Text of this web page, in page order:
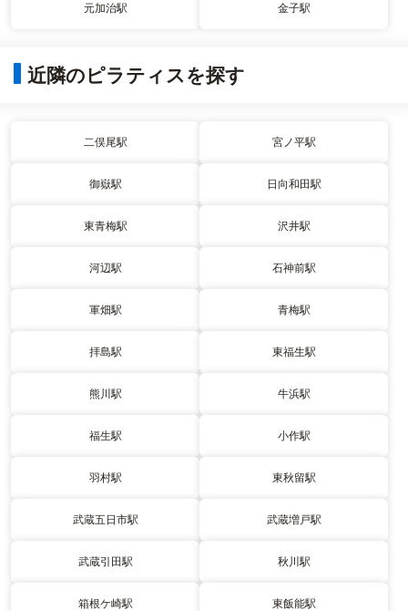
元加治駅 金子駅
近隣のピラティスを探す
二俣尾駅 宮ノ平駅
御嶽駅 日向和田駅
東青梅駅 沢井駅
河辺駅 石神前駅
軍畑駅 青梅駅
拝島駅 東福生駅
熊川駅 牛浜駅
福生駅 小作駅
羽村駅 東秋留駅
武蔵五日市駅 武蔵増戸駅
武蔵引田駅 秋川駅
箱根ケ崎駅 東飯能駅